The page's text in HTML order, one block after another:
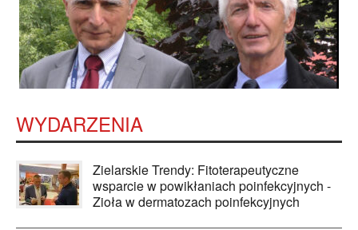
WYDARZENIA
Zielarskie Trendy: Fitoterapeutyczne
wsparcie w powikłaniach poinfekcyjnych -
Zioła w dermatozach poinfekcyjnych